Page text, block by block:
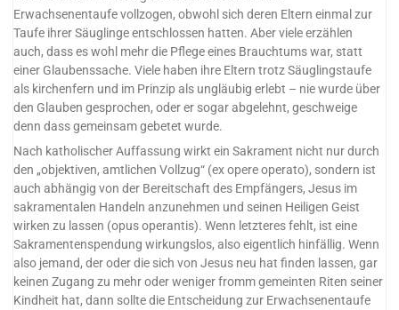
Erwachsenentaufe vollzogen, obwohl sich deren Eltern einmal zur
Taufe ihrer Säuglinge entschlossen hatten. Aber viele erzählen
auch, dass es wohl mehr die Pflege eines Brauchtums war, statt
einer Glaubenssache. Viele haben ihre Eltern trotz Säuglingstaufe
als kirchenfern und im Prinzip als ungläubig erlebt – nie wurde über
den Glauben gesprochen, oder er sogar abgelehnt, geschweige
denn dass gemeinsam gebetet wurde.
Nach katholischer Auffassung wirkt ein Sakrament nicht nur durch
den „objektiven, amtlichen Vollzug“ (ex opere operato), sondern ist
auch abhängig von der Bereitschaft des Empfängers, Jesus im
sakramentalen Handeln anzunehmen und seinen Heiligen Geist
wirken zu lassen (opus operantis). Wenn letzteres fehlt, ist eine
Sakramentenspendung wirkungslos, also eigentlich hinfällig. Wenn
also jemand, der oder die sich von Jesus neu hat finden lassen, gar
keinen Zugang zu mehr oder weniger fromm gemeinten Riten seiner
Kindheit hat, dann sollte die Entscheidung zur Erwachsenentaufe